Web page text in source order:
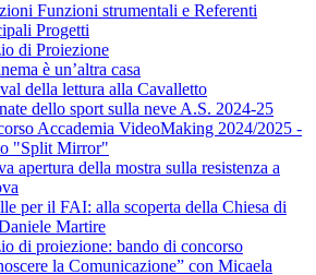
Funzioni strumentali e Referenti
Progetti
di Proiezione
è un’altra casa
della lettura alla Cavalletto
dello sport sulla neve A.S. 2024-25
Accademia VideoMaking 2024/2025 -
"Split Mirror"
apertura della mostra sulla resistenza a
per il FAI: alla scoperta della Chiesa di
Martire
di proiezione: bando di concorso
la Comunicazione” con Micaela